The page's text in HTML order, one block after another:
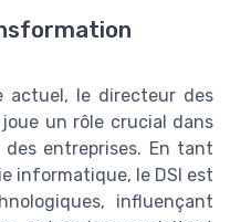
actuel, le directeur des
un rôle crucial dans
entreprises. En tant
informatique, le DSI est
influençant